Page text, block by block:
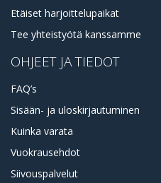
Etäiset harjoittelupaikat
Tee yhteistyötä kanssamme
OHJEET JA TIEDOT
FAQ’s
Sisään- ja uloskirjautuminen
Kuinka varata
Vuokrausehdot
Siivouspalvelut